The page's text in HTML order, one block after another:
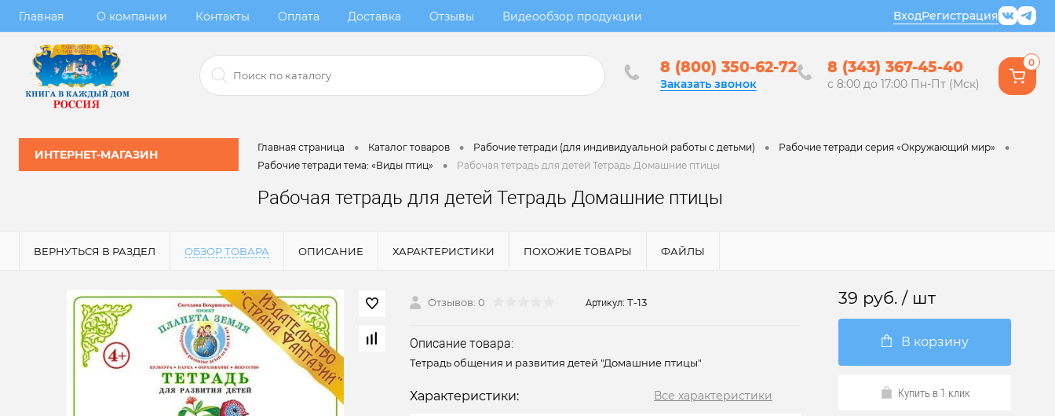
Главная О компании Контакты Оплата Доставка Отзывы Видеообзор продукции ВходРегистрация
8 (800) 350-62-72
Заказать звонок
8 (343) 367-45-40
с 8:00 до 17:00 Пн-Пт (Мск)
0
ИНТЕРНЕТ-МАГАЗИН
Главная страница • Каталог товаров • Рабочие тетради (для индивидуальной работы с детьми) • Рабочие тетради серия «Окружающий мир» •
Рабочие тетради тема: «Виды птиц» • Рабочая тетрадь для детей Тетрадь Домашние птицы
Рабочая тетрадь для детей Тетрадь Домашние птицы
ВЕРНУТЬСЯ В РАЗДЕЛ ОБЗОР ТОВАРА ОПИСАНИЕ ХАРАКТЕРИСТИКИ ПОХОЖИЕ ТОВАРЫ ФАЙЛЫ
Отзывов: 0 Артикул: Т-13
Описание товара:
Тетрадь общения и развития детей "Домашние птицы"
Характеристики: Все характеристики
39 руб. / шт
В корзину
Купить в 1 клик